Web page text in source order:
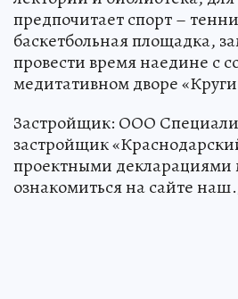
предпочитает спорт –
баскетбольная площадка,
провести время наедине с
медитативном дворе
Застройщик: ООО
застройщик
проектными
ознакомиться на сайте